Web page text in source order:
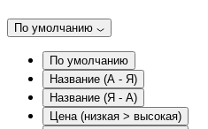
По умолчанию
По умолчанию
Название (А - Я)
Название (Я - А)
Цена (низкая > высокая)